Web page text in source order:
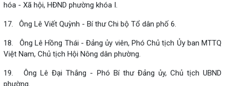
hóa - Xã hội, HĐND phường khóa I.
17. Ông Lê Viết Quỳnh - Bí thư Chi bộ Tổ dân phố 6.
18. Ông Lê Hồng Thái - Đảng ủy viên, Phó Chủ tịch Ủy ban MTTQ
Việt Nam, Chủ tịch Hội Nông dân phường.
19. Ông Lê Đại Thắng - Phó Bí thư Đảng ủy, Chủ tịch UBND
phường.